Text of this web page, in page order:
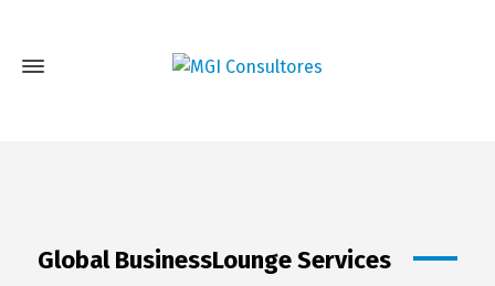
Global BusinessLounge Services